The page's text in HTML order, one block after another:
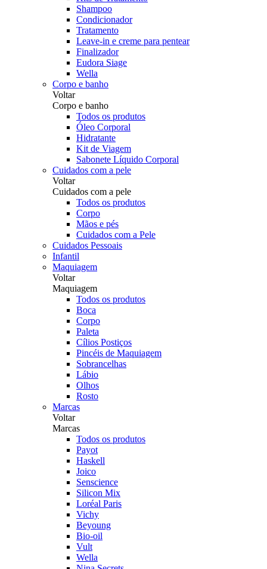
Shampoo
Condicionador
Tratamento
Leave-in e creme para pentear
Finalizador
Eudora Siage
Wella
Corpo e banho
Voltar
Corpo e banho
Todos os produtos
Óleo Corporal
Hidratante
Kit de Viagem
Sabonete Líquido Corporal
Cuidados com a pele
Voltar
Cuidados com a pele
Todos os produtos
Corpo
Mãos e pés
Cuidados com a Pele
Cuidados Pessoais
Infantil
Maquiagem
Voltar
Maquiagem
Todos os produtos
Boca
Corpo
Paleta
Cílios Postiços
Pincéis de Maquiagem
Sobrancelhas
Lábio
Olhos
Rosto
Marcas
Voltar
Marcas
Todos os produtos
Payot
Haskell
Joico
Senscience
Silicon Mix
Loréal Paris
Vichy
Beyoung
Bio-oil
Vult
Wella